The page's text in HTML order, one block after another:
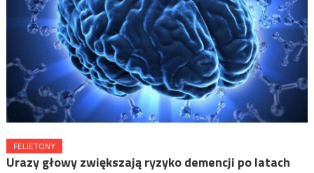
FELIETONY
Urazy głowy zwiększają ryzyko demencji po latach